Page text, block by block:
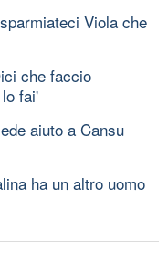
Viola che
che faccio
fai'
aiuto a Cansu
ha un altro uomo